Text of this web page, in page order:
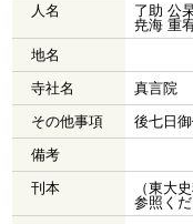
人名
了助 公
尭海 重
地名
寺社名
真言院
その他事項
後七日
備考
刊本
（東大
参照くだ